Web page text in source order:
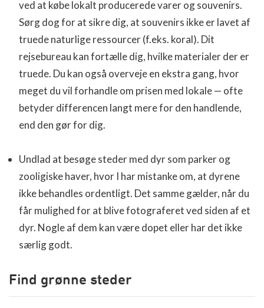
ved at købe lokalt producerede varer og souvenirs.
Sørg dog for at sikre dig, at souvenirs ikke er lavet af
truede naturlige ressourcer (f.eks. koral). Dit
rejsebureau kan fortælle dig, hvilke materialer der er
truede. Du kan også overveje en ekstra gang, hvor
meget du vil forhandle om prisen med lokale — ofte
betyder differencen langt mere for den handlende,
end den gør for dig.
Undlad at besøge steder med dyr som parker og
zooligiske haver, hvor I har mistanke om, at dyrene
ikke behandles ordentligt. Det samme gælder, når du
får mulighed for at blive fotograferet ved siden af et
dyr. Nogle af dem kan være dopet eller har det ikke
særlig godt.
Find grønne steder